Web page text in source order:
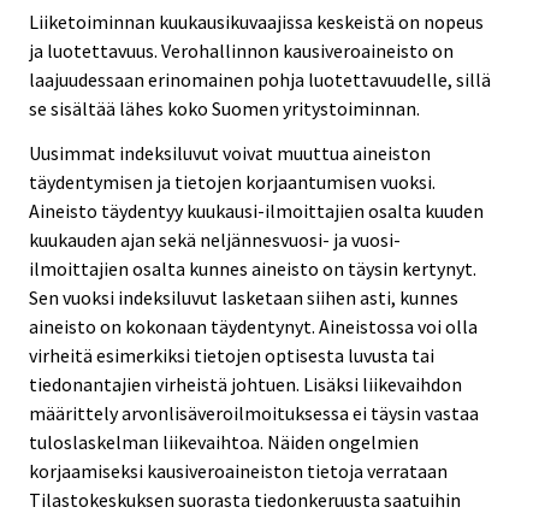
Liiketoiminnan kuukausikuvaajissa keskeistä on nopeus
ja luotettavuus. Verohallinnon kausiveroaineisto on
laajuudessaan erinomainen pohja luotettavuudelle, sillä
se sisältää lähes koko Suomen yritystoiminnan.
Uusimmat indeksiluvut voivat muuttua aineiston
täydentymisen ja tietojen korjaantumisen vuoksi.
Aineisto täydentyy kuukausi-ilmoittajien osalta kuuden
kuukauden ajan sekä neljännesvuosi- ja vuosi-
ilmoittajien osalta kunnes aineisto on täysin kertynyt.
Sen vuoksi indeksiluvut lasketaan siihen asti, kunnes
aineisto on kokonaan täydentynyt. Aineistossa voi olla
virheitä esimerkiksi tietojen optisesta luvusta tai
tiedonantajien virheistä johtuen. Lisäksi liikevaihdon
määrittely arvonlisäveroilmoituksessa ei täysin vastaa
tuloslaskelman liikevaihtoa. Näiden ongelmien
korjaamiseksi kausiveroaineiston tietoja verrataan
Tilastokeskuksen suorasta tiedonkeruusta saatuihin